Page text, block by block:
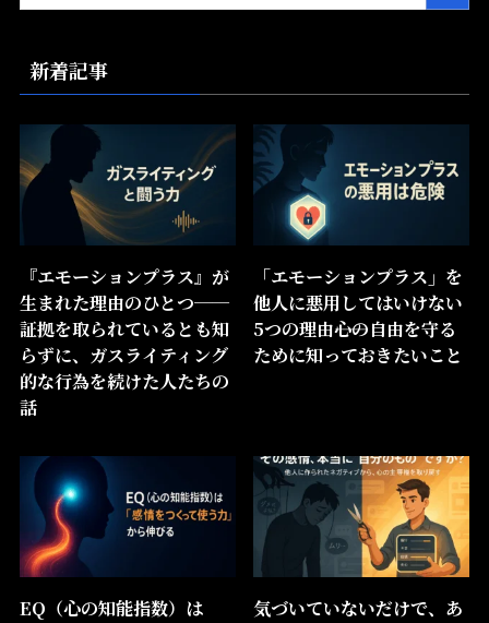
新着記事
『エモーションプラス』が
生まれた理由のひとつ──
証拠を取られているとも知
らずに、ガスライティング
的な行為を続けた人たちの
話
「エモーションプラス」を
他人に悪用してはいけない
5つの理由――心の自由を守る
ために知っておきたいこと
EQ（心の知能指数）は
気づいていないだけで、あ